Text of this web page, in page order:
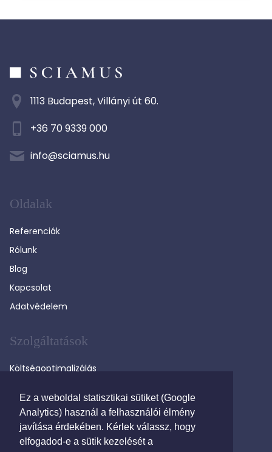
Ez a weboldal statisztikai sütiket (Google
Analytics) használ a felhasználói élmény
javítása érdekében. Kérlek válassz, hogy
elfogadod-e a sütik kezelését a
1113 Budapest, Villányi út 60.
+36 70 9339 000
info@sciamus.hu
Oldalak
Referenciák
Rólunk
Blog
Kapcsolat
Adatvédelem
Szolgáltatások
Költségoptimalizálás
Távközlési tanácsadás
Költségkövetés